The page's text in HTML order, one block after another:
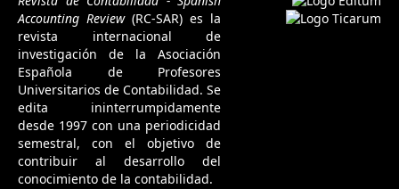
Accounting Review (RC-SAR) es la
revista internacional de
investigación de la Asociación
Española de Profesores
Universitarios de Contabilidad. Se
edita ininterrumpidamente
desde 1997 con una periodicidad
semestral, con el objetivo de
contribuir al desarrollo del
conocimiento de la contabilidad.